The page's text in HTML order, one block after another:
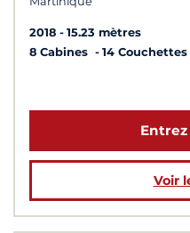
2018
15.23 mètres
8 Cabines
14 Couchettes
Voir